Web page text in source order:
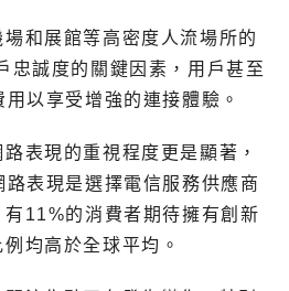
和展館等高密度人流場所的
忠誠度的關鍵因素，用戶甚至
以享受增強的連接體驗。
表現的重視程度更是顯著，
表現是選擇電信服務供應商
11%的消費者期待擁有創新
均高於全球平均。